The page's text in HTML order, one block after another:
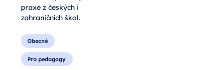
praxe z českých i
zahraničních škol.
Obecné
Pro pedagogy